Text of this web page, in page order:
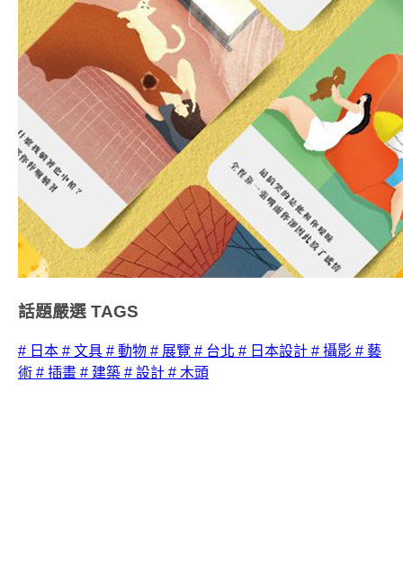
話題嚴選 TAGS
# 日本 # 文具 # 動物 # 展覽 # 台北 # 日本設計 # 攝影 # 藝
術 # 插畫 # 建築 # 設計 # 木頭